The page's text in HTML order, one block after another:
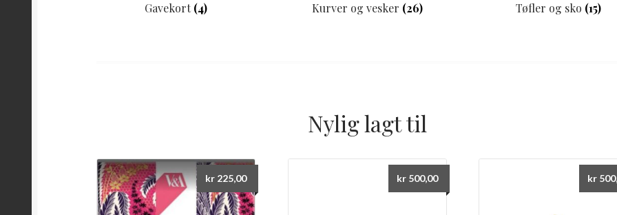
Gavekort(4) Kurver og vesker (26) Tøfler og sko (15)
Nylig lagt til
kr 225,00 kr500,00 kr